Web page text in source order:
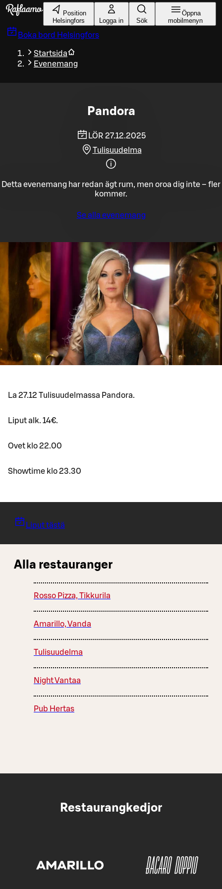
Gå till huvudinnehållet
Position
Helsingfors
Logga in Sök
Öppna
mobilmenyn
Boka bord Helsingfors
Startsida
Evenemang
Pandora
LÖR 27.12.2025
Tulisuudelma
Detta evenemang har redan ägt rum, men oroa dig inte – fler
kommer.
Se alla evenemang
La 27.12 Tulisuudelmassa Pandora.
Liput alk. 14€.
Ovet klo 22.00
Showtime klo 23.30
Liput tästä
Alla restauranger
Rosso Pizza, Tikkurila
Amarillo, Vanda
Tulisuudelma
Night Vantaa
Pub Hertas
Restaurangkedjor